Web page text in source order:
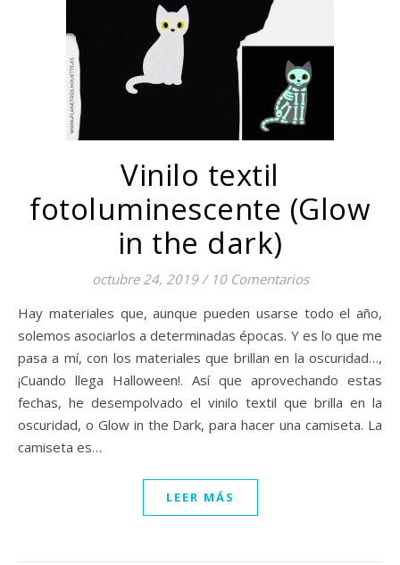
Vinilo textil
fotoluminescente (Glow
in the dark)
octubre 24, 2019 / 10 Comentarios
Hay materiales que, aunque pueden usarse todo el año,
solemos asociarlos a determinadas épocas. Y es lo que me
pasa a mí, con los materiales que brillan en la oscuridad…,
¡Cuando llega Halloween!. Así que aprovechando estas
fechas, he desempolvado el vinilo textil que brilla en la
oscuridad, o Glow in the Dark, para hacer una camiseta. La
camiseta es…
LEER MÁS